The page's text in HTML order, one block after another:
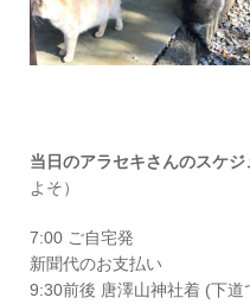
当日のアラセキさんのスケジ
よそ）
7:00 ご自宅発
新聞代のお支払い
9:30前後 唐澤山神社着 (下道